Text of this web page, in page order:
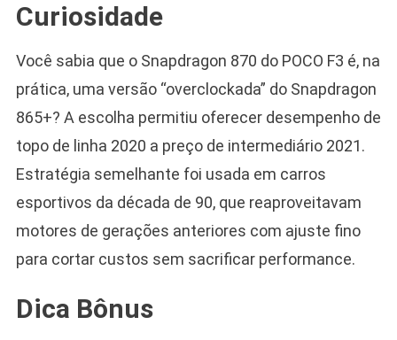
Curiosidade
Você sabia que o Snapdragon 870 do POCO F3 é, na
prática, uma versão “overclockada” do Snapdragon
865+? A escolha permitiu oferecer desempenho de
topo de linha 2020 a preço de intermediário 2021.
Estratégia semelhante foi usada em carros
esportivos da década de 90, que reaproveitavam
motores de gerações anteriores com ajuste fino
para cortar custos sem sacrificar performance.
Dica Bônus